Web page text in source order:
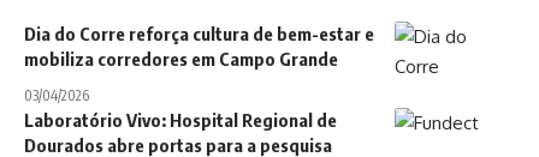
Dia do Corre reforça cultura de bem-estar e
mobiliza corredores em Campo Grande
03/04/2026
Laboratório Vivo: Hospital Regional de
Dourados abre portas para a pesquisa